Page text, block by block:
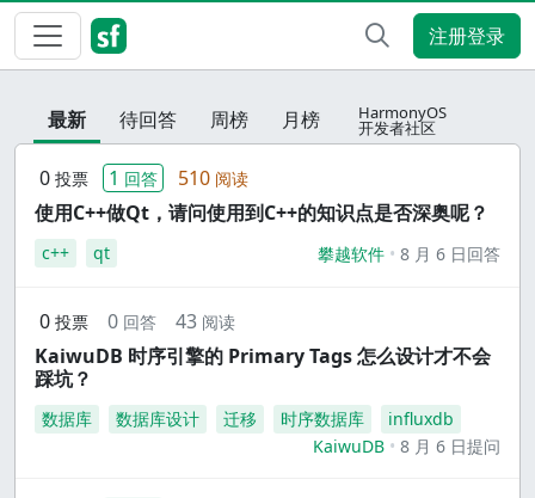
注册登录
最新 待回答 周榜 月榜 HarmonyOS
开发者社区
0 投票 1 回答 510 阅读
使用C++做Qt，请问使用到C++的知识点是否深奥呢？
c++ qt 攀越软件 8 月 6 日回答
0 投票 0 回答 43 阅读
KaiwuDB 时序引擎的 Primary Tags 怎么设计才不会
踩坑？
数据库 数据库设计 迁移 时序数据库
influxdb
KaiwuDB
8 月 6 日提问